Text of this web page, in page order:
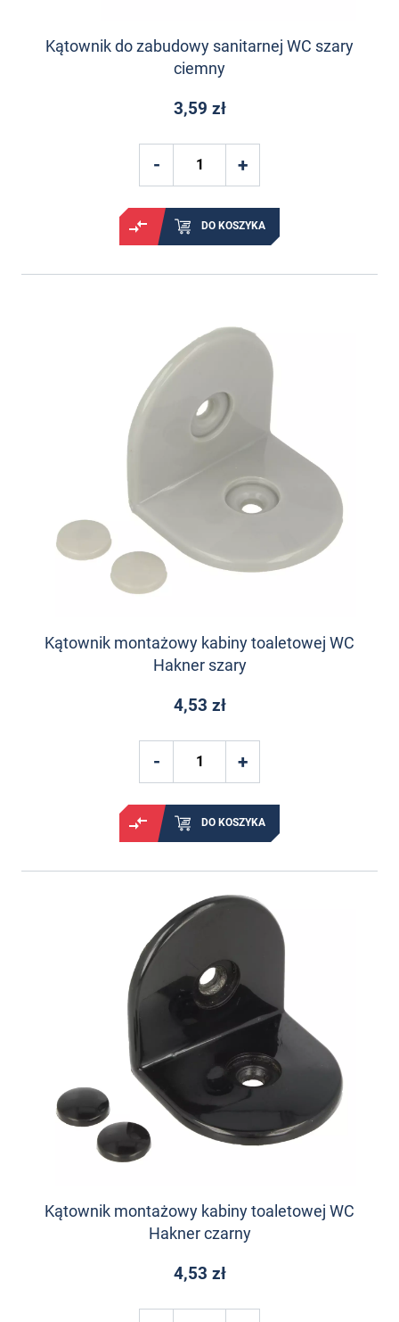
Kątownik do zabudowy sanitarnej WC szary
ciemny
3,59 zł
DO KOSZYKA
Kątownik montażowy kabiny toaletowej WC
Hakner szary
4,53 zł
DO KOSZYKA
Kątownik montażowy kabiny toaletowej WC
Hakner czarny
4,53 zł